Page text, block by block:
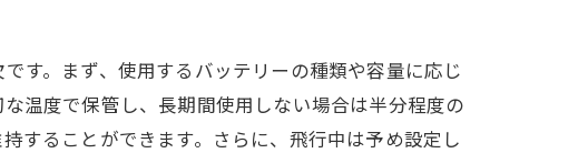
す。まず、使用するバッテリーの種類や容量に応じ
温度で保管し、長期間使用しない場合は半分程度の
することができます。さらに、飛行中は予め設定し